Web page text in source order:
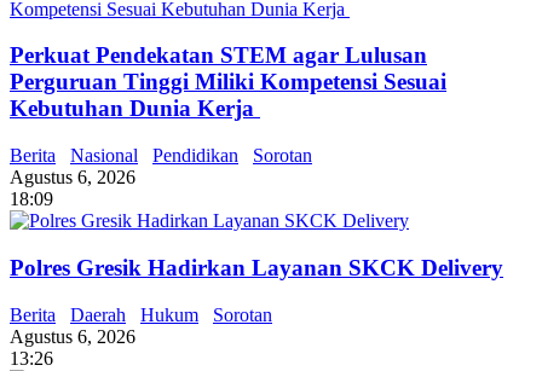
Perkuat Pendekatan STEM agar Lulusan
Perguruan Tinggi Miliki Kompetensi Sesuai
Kebutuhan Dunia Kerja
Berita Nasional Pendidikan
Sorotan
Agustus 6, 2026
18:09
Polres Gresik Hadirkan Layanan SKCK Delivery
Berita Daerah Hukum
Sorotan
Agustus 6, 2026
13:26